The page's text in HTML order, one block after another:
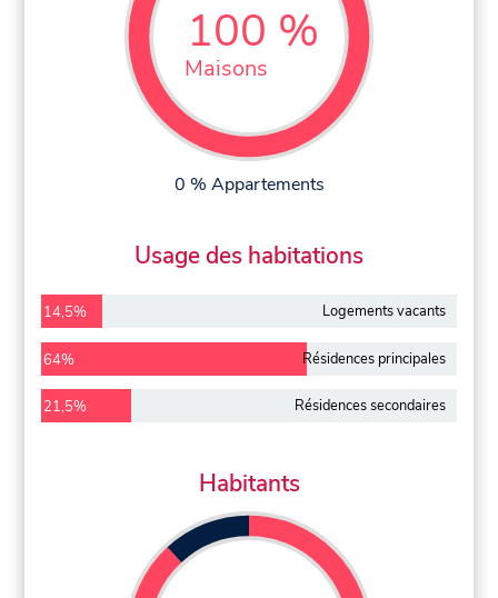
100 %
Maisons
0 % Appartements
Usage des habitations
14,5% Logements vacants
64% Résidences principales
21,5% Résidences secondaires
Habitants